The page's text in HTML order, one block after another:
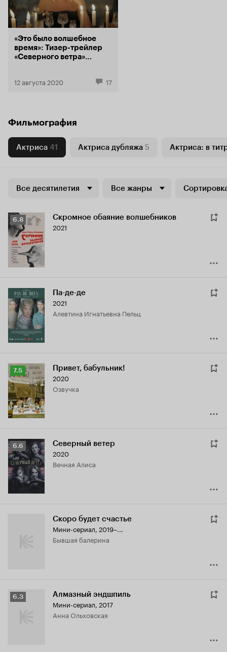
«Это было волшебное
время»: Тизер-трейлер
«Северного ветра»
12 августа 2020 17
Фильмография
Актриса 41 Актриса дубляжа 5 Актриса: в
Все десятилетия Все жанры
Рейтинг
Кинопоиска
6.8
6.8 Скромное обаяние волшебников
2021
Па-де-де
2021
Алевтина Игнатьевна Пельц
Рейтинг
Кинопоиска
7.5
7.5 Привет, бабульник!
2020
озвучка
Рейтинг
Кинопоиска
6.6
6.6 Северный ветер
2020
Вечная Алиса
Скоро будет счастье
Мини-сериал, 2019–...
бывшая балерина
Рейтинг
6.3 Алмазный эндшпиль
Мини-сериал, 2017
Анна Ольховская